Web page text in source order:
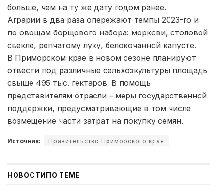
больше, чем на ту же дату годом ранее.
Аграрии в два раза опережают темпы 2023-го и
по овощам борщового набора: моркови, столовой
свекле, репчатому луку, белокочанной капусте.
В Приморском крае в новом сезоне планируют
отвести под различные сельхозкультуры площадь
свыше 495 тыс. гектаров. В помощь
представителям отрасли – меры государственной
поддержки, предусматривающие в том числе
возмещение части затрат на покупку семян.
Источник: Правительство Приморского края
НОВОСТИПО ТЕМЕ